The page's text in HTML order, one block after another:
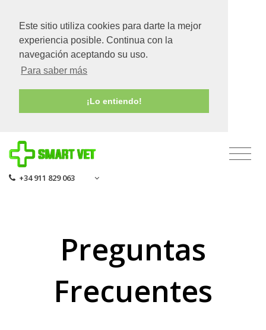
Este sitio utiliza cookies para darte la mejor
experiencia posible. Continua con la
navegación aceptando su uso.
Para saber más
¡Lo entiendo!
+34 911 829 063
Preguntas
Frecuentes